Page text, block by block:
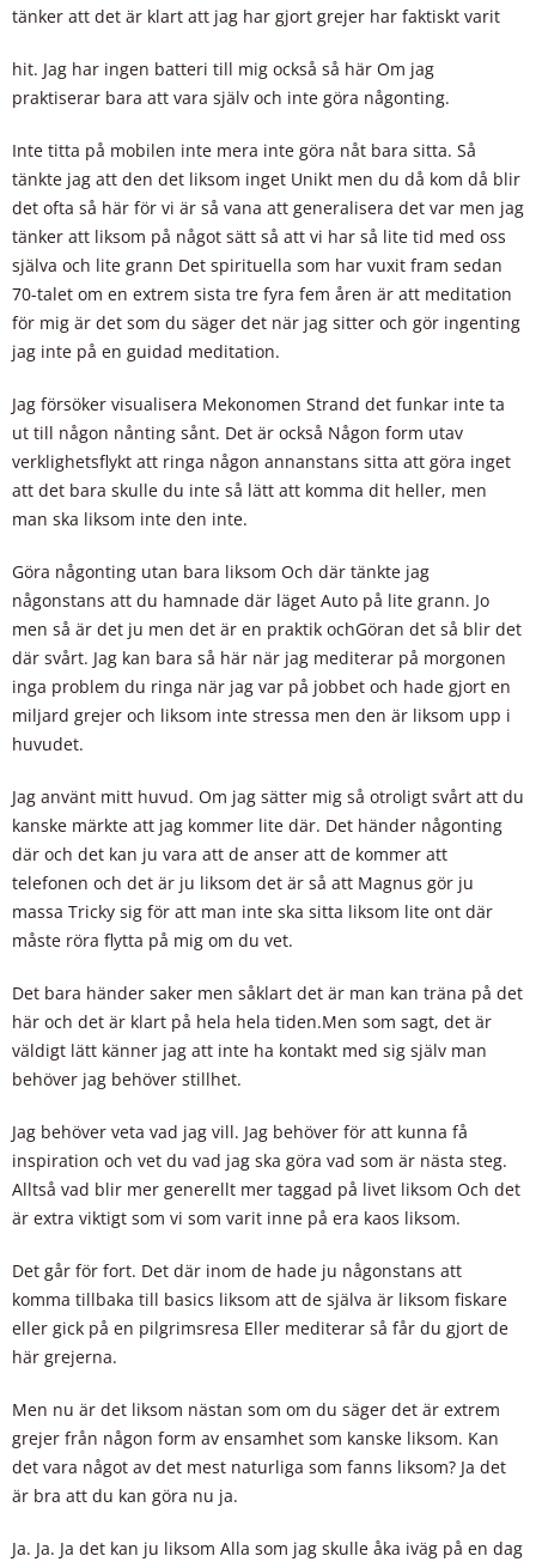
tänker att det är klart att jag har gjort grejer har faktiskt varit
hit. Jag har ingen batteri till mig också så här Om jag
praktiserar bara att vara själv och inte göra någonting.
Inte titta på mobilen inte mera inte göra nåt bara sitta. Så
tänkte jag att den det liksom inget Unikt men du då kom då blir
det ofta så här för vi är så vana att generalisera det var men jag
tänker att liksom på något sätt så att vi har så lite tid med oss
själva och lite grann Det spirituella som har vuxit fram sedan
70-talet om en extrem sista tre fyra fem åren är att meditation
för mig är det som du säger det när jag sitter och gör ingenting
jag inte på en guidad meditation.
Jag försöker visualisera Mekonomen Strand det funkar inte ta
ut till någon nånting sånt. Det är också Någon form utav
verklighetsflykt att ringa någon annanstans sitta att göra inget
att det bara skulle du inte så lätt att komma dit heller, men
man ska liksom inte den inte.
Göra någonting utan bara liksom Och där tänkte jag
någonstans att du hamnade där läget Auto på lite grann. Jo
men så är det ju men det är en praktik ochGöran det så blir det
där svårt. Jag kan bara så här när jag mediterar på morgonen
inga problem du ringa när jag var på jobbet och hade gjort en
miljard grejer och liksom inte stressa men den är liksom upp i
huvudet.
Jag använt mitt huvud. Om jag sätter mig så otroligt svårt att du
kanske märkte att jag kommer lite där. Det händer någonting
där och det kan ju vara att de anser att de kommer att
telefonen och det är ju liksom det är så att Magnus gör ju
massa Tricky sig för att man inte ska sitta liksom lite ont där
måste röra flytta på mig om du vet.
Det bara händer saker men såklart det är man kan träna på det
här och det är klart på hela hela tiden.Men som sagt, det är
väldigt lätt känner jag att inte ha kontakt med sig själv man
behöver jag behöver stillhet.
Jag behöver veta vad jag vill. Jag behöver för att kunna få
inspiration och vet du vad jag ska göra vad som är nästa steg.
Alltså vad blir mer generellt mer taggad på livet liksom Och det
är extra viktigt som vi som varit inne på era kaos liksom.
Det går för fort. Det där inom de hade ju någonstans att
komma tillbaka till basics liksom att de själva är liksom fiskare
eller gick på en pilgrimsresa Eller mediterar så får du gjort de
här grejerna.
Men nu är det liksom nästan som om du säger det är extrem
grejer från någon form av ensamhet som kanske liksom. Kan
det vara något av det mest naturliga som fanns liksom? Ja det
är bra att du kan göra nu ja.
Ja. Ja. Ja det kan ju liksom Alla som jag skulle åka iväg på en dag